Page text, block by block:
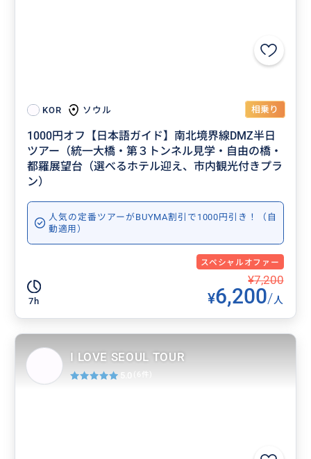
KOR ソウル 相乗り
1000円オフ【日本語ガイド】南北境界線DMZ半日
ツアー（統一大橋・第３トンネル見学・自由の橋・
都羅展望台（選べるホテル迎え、市内観光付きプラ
ン）
人気の定番ツアーがBUYMA割引で1000円引き！（自
動適用）
スペシャルオファー
7h
¥7,200
¥6,200/人
I LOVE SEOUL TOUR
5.0 (6件)